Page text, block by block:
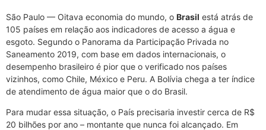
São Paulo — Oitava economia do mundo, o Brasil está atrás de
105 países em relação aos indicadores de acesso a água e
esgoto. Segundo o Panorama da Participação Privada no
Saneamento 2019, com base em dados internacionais, o
desempenho brasileiro é pior que o verificado nos países
vizinhos, como Chile, México e Peru. A Bolívia chega a ter índice
de atendimento de água maior que o do Brasil.
Para mudar essa situação, o País precisaria investir cerca de R$
20 bilhões por ano – montante que nunca foi alcançado. Em